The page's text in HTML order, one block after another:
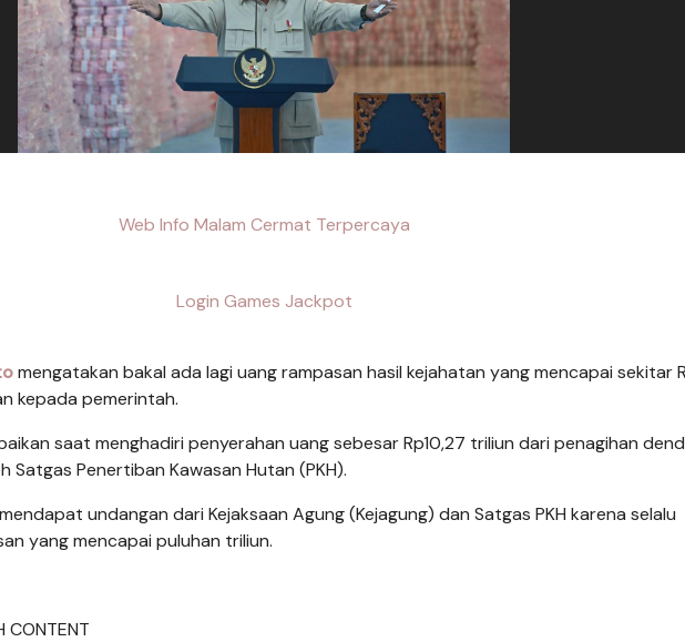
Web Info Malam Cermat Terpercaya
Login Games Jackpot
mengatakan bakal ada lagi uang rampasan hasil kejahatan yang mencapai sekitar
kepada pemerintah.
saat menghadiri penyerahan uang sebesar Rp10,27 triliun dari penagihan
Penertiban Kawasan Hutan (PKH).
undangan dari Kejaksaan Agung (Kejagung) dan Satgas PKH karena selalu
yang mencapai puluhan triliun.
CONTENT